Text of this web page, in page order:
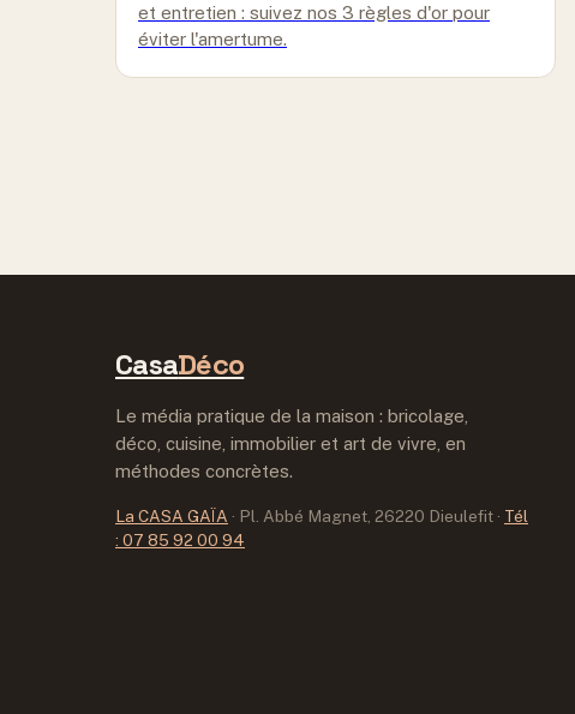
et entretien : suivez nos 3 règles d'or pour
éviter l'amertume.
CasaDéco
Le média pratique de la maison : bricolage,
déco, cuisine, immobilier et art de vivre, en
méthodes concrètes.
La CASA GAÏA · Pl. Abbé Magnet, 26220 Dieulefit · Tél
: 07 85 92 00 94